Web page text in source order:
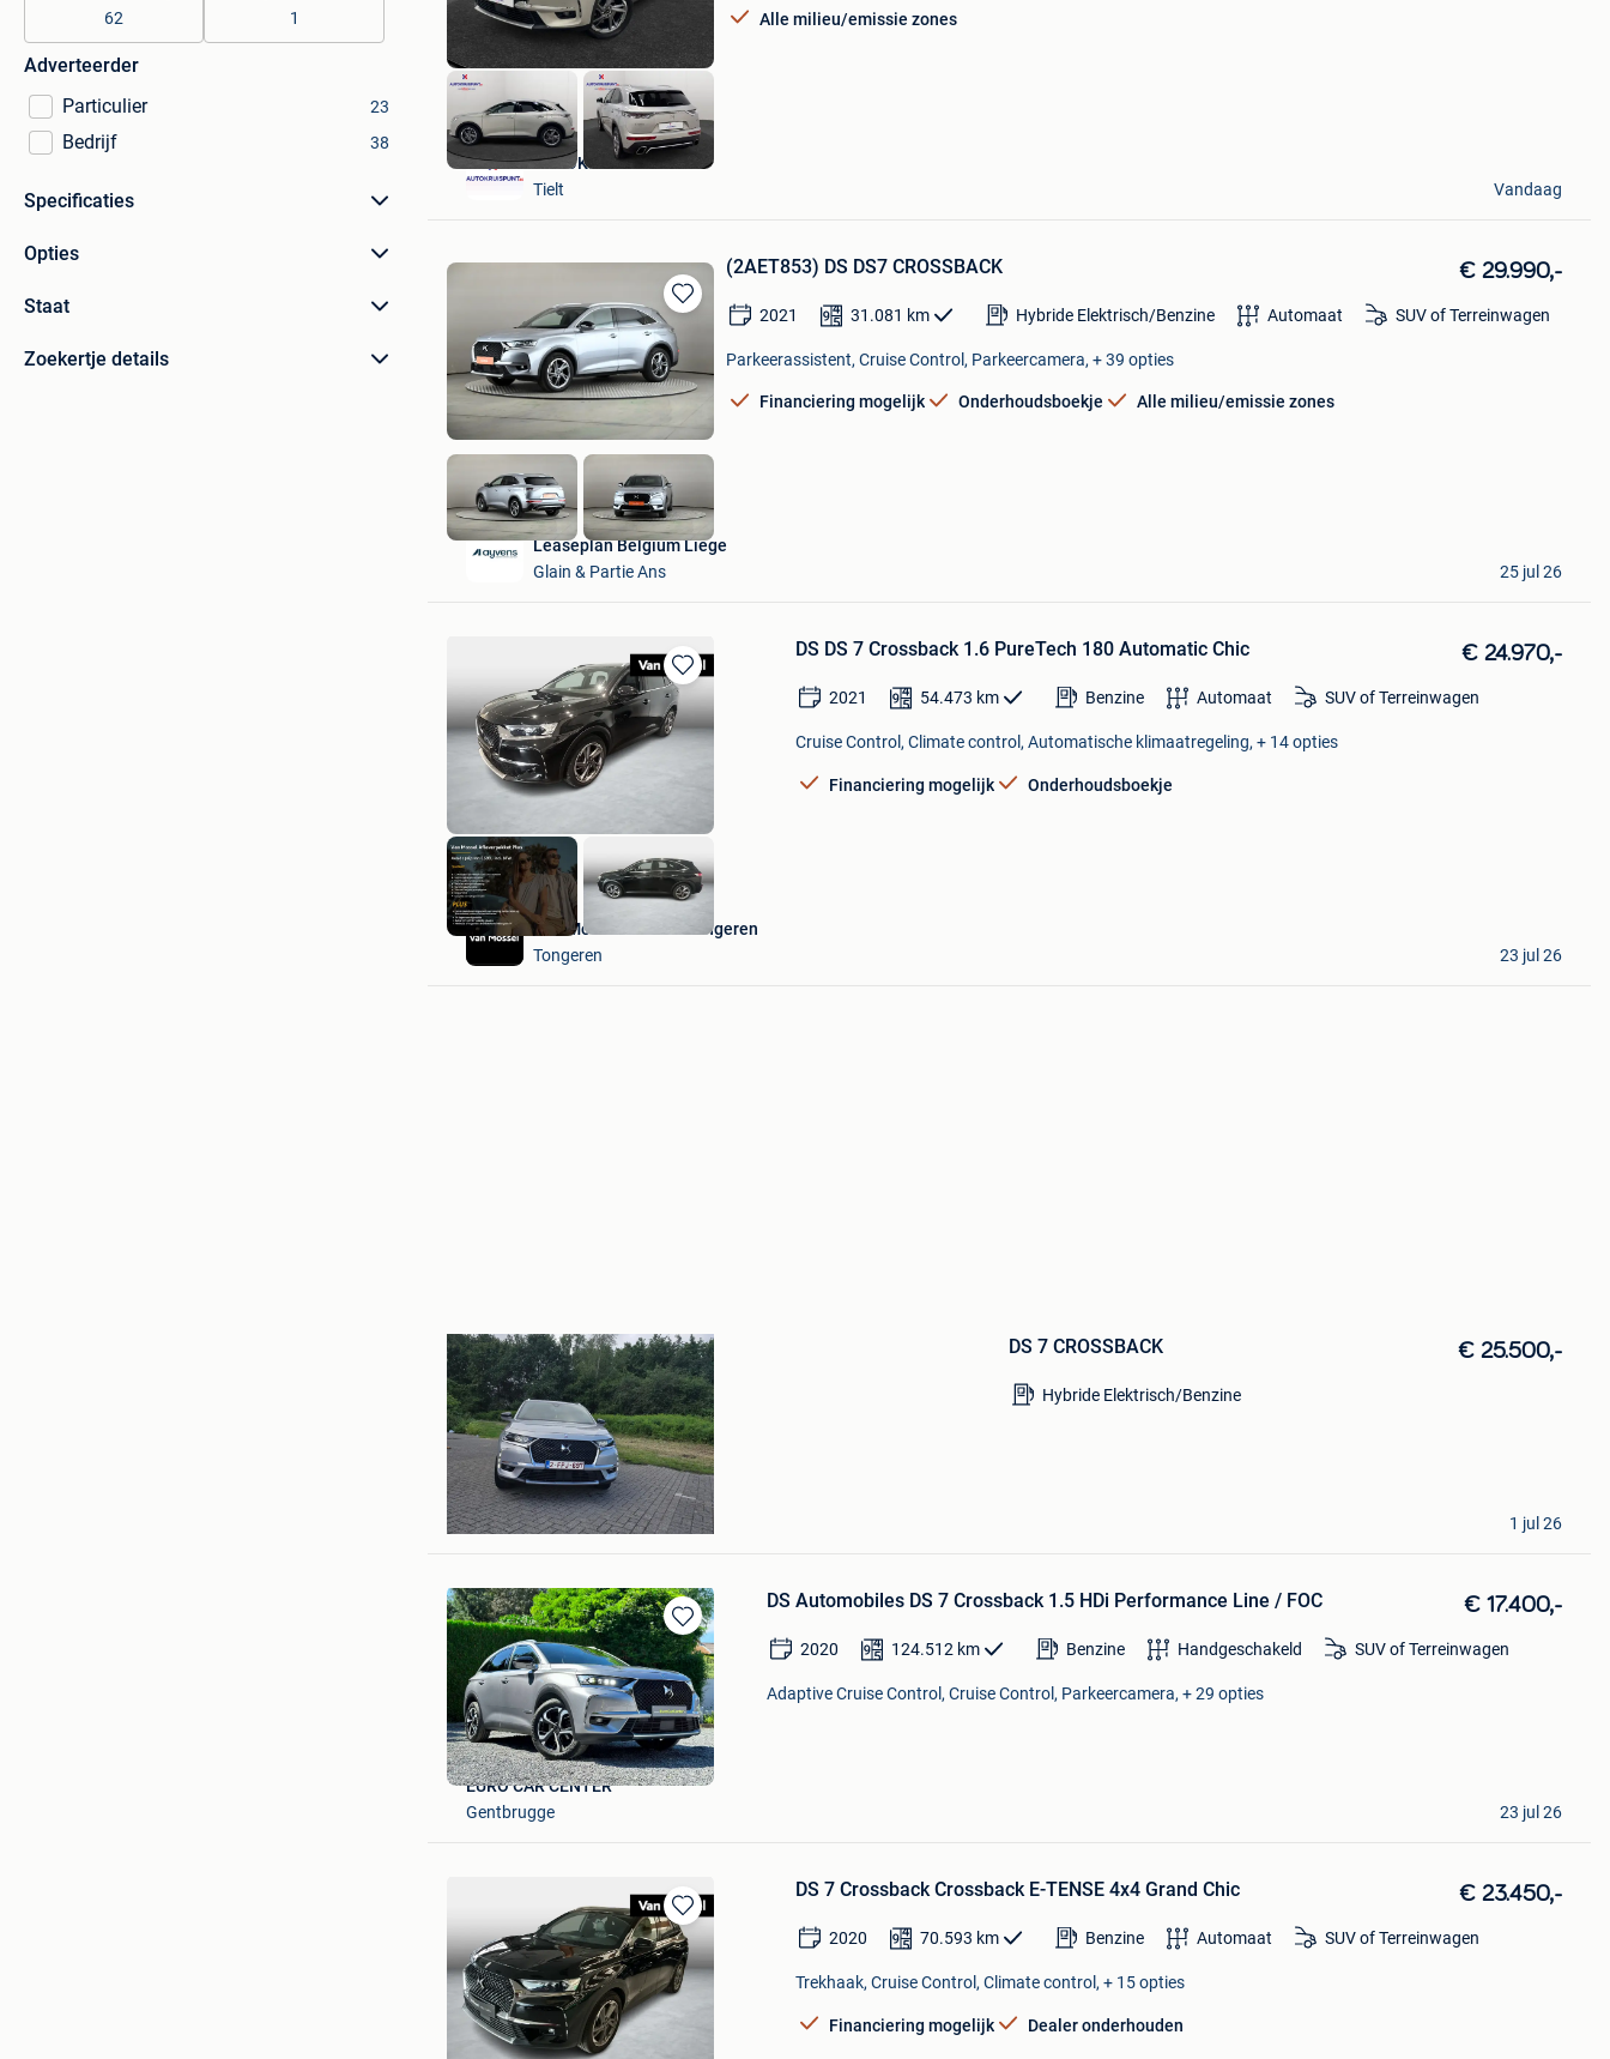
62
1
Adverteerder
Particulier
23
Bedrijf 38
Specificaties
Opties
Staat
Zoekertje details
Alle milieu/emissie zones
AUTOKRUISPUNT
Tielt
Vandaag
Bewaren
in
Mijn
Favorieten
(2AET853) DS DS7 CROSSBACK € 29.990,-
2021 31.081 km Hybride Elektrisch/Benzine Automaat SUV of Terreinwagen
Parkeerassistent, Cruise Control, Parkeercamera, + 39 opties
Financiering mogelijk Onderhoudsboekje Alle milieu/emissie zones
Leaseplan Belgium Liège
Glain & Partie Ans
25 jul 26
Bewaren
in
Mijn
DS DS 7 Crossback 1.6 PureTech 180 Automatic Chic € 24.970,-
2021 54.473 km Benzine Automaat SUV of Terreinwagen
Cruise Control, Climate control, Automatische klimaatregeling, + 14 opties
Financiering mogelijk Onderhoudsboekje
Van Mossel Citroen Tongeren
Tongeren
23 jul 26
Mijn
Favorieten
DS 7 CROSSBACK € 25.500,-
Hybride Elektrisch/Benzine
MirceaC
Deurne
1 jul 26
Bewaren
in
Mijn
Favorieten
DS Automobiles DS 7 Crossback 1.5 HDi Performance Line / FOC € 17.400,-
2020 124.512 km Benzine Handgeschakeld SUV of Terreinwagen
Adaptive Cruise Control, Cruise Control, Parkeercamera, + 29 opties
EURO CAR CENTER
Gentbrugge
23 jul 26
Bewaren
in
Mijn
Favorieten
DS 7 Crossback Crossback E-TENSE 4x4 Grand Chic € 23.450,-
2020 70.593 km Benzine Automaat SUV of Terreinwagen
Trekhaak, Cruise Control, Climate control, + 15 opties
Financiering mogelijk Dealer onderhouden